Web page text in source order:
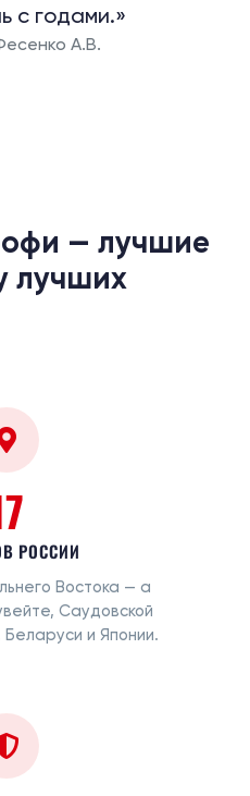
с годами.»
А.В.
— лучшие
лучших
РОССИИ
Востока — а
Саудовской
и Японии.